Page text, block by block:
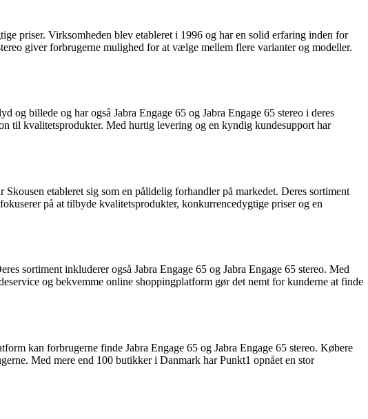
priser. Virksomheden blev etableret i 1996 og har en solid erfaring inden for
giver forbrugerne mulighed for at vælge mellem flere varianter og modeller.
billede og har også Jabra Engage 65 og Jabra Engage 65 stereo i deres
til kvalitetsprodukter. Med hurtig levering og en kyndig kundesupport har
etableret sig som en pålidelig forhandler på markedet. Deres sortiment
på at tilbyde kvalitetsprodukter, konkurrencedygtige priser og en
sortiment inkluderer også Jabra Engage 65 og Jabra Engage 65 stereo. Med
og bekvemme online shoppingplatform gør det nemt for kunderne at finde
kan forbrugerne finde Jabra Engage 65 og Jabra Engage 65 stereo. Købere
Med mere end 100 butikker i Danmark har Punkt1 opnået en stor